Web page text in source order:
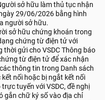
sở hữu làm thủ tục nhận
29/06/2026 bằng hình
người sở hữu.
sở hữu chứng khoán trong
chứng từ điện tử với
gửi cho VSDC Thông báo
từ điện tử để xác nhận
thông tin trong Danh sách
nối hoặc bị ngắt kết nối
tuyến với VSDC, đề nghị
gắn chữ ký số vào địa chỉ